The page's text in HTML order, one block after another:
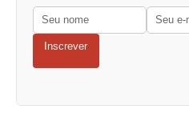
Inscrever